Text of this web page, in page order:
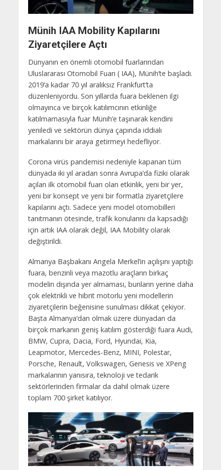
Münih IAA Mobility Kapılarını
Ziyaretçilere Açtı
Dünyanın en önemli otomobil fuarlarından
Uluslararası Otomobil Fuarı ( IAA), Münih’te başladı.
2019‘a kadar 70 yıl aralıksız Frankfurt’ta
düzenleniyordu. Son yıllarda fuara beklenen ilgi
olmayınca ve birçok katılımcının etkinliğe
katılmamasıyla fuar Münih’e taşınarak kendini
yeniledi ve sektörün dünya çapında iddialı
markalarını bir araya getirmeyi hedefliyor.
Corona virüs pandemisi nedeniyle kapanan tüm
dünyada iki yıl aradan sonra Avrupa’da fiziki olarak
açılan ilk otomobil fuarı olan etkinlik, yeni bir yer,
yeni bir konsept ve yeni bir formatla ziyaretçilere
kapılarını açtı. Sadece yeni model otomobilleri
tanıtmanın ötesinde, trafik konularını da kapsadığı
için artık IAA olarak değil, IAA Mobility olarak
değiştirildi.
Almanya Başbakanı Angela Merkel’in açılışını yaptığı
fuara, benzinli veya mazotlu araçların birkaç
modelin dışında yer almaması, bunların yerine daha
çok elektrikli ve hibrit motorlu yeni modellerin
ziyaretçilerin beğenisine sunulması dikkat çekiyor.
Başta Almanya’dan olmak üzere dünyadan da
birçok markanın geniş katılım gösterdiği fuara Audi,
BMW, Cupra, Dacia, Ford, Hyundai, Kia,
Leapmotor, Mercedes-Benz, MINI, Polestar,
Porsche, Renault, Volkswagen, Genesis ve XPeng
markalarının yanısıra, teknoloji ve tedarik
sektörlerinden firmalar da dahil olmak üzere
toplam 700 şirket katılıyor.